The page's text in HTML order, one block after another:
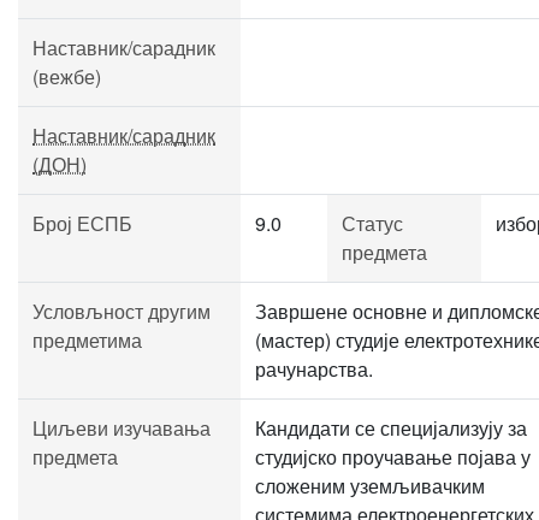
Наставник/сарадник
(вежбе)
Наставник/сарадник
(ДОН)
Број ЕСПБ 9.0
Статус
предмета
Условљност другим
предметима
Завршене основне и
(мастер) студије
рачунарства.
Циљеви изучавања
предмета
Кандидати се специјализују за
студијско проучавање појава у
сложеним уземљивачким